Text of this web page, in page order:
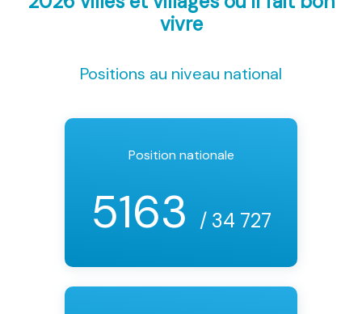
vivre
Positions au niveau national
Position nationale
5163 / 34 727